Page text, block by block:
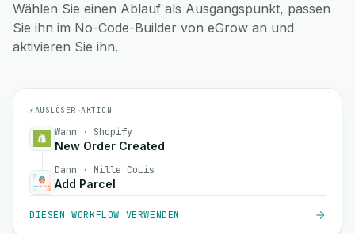
Wählen Sie einen Ablauf als Ausgangspunkt, passen
Sie ihn im No-Code-Builder von eGrow an und
aktivieren Sie ihn.
⚡AUSLÖSER→AKTION
Wann · Shopify
New Order Created
Dann · Mille CoLis
Add Parcel
DIESEN WORKFLOW VERWENDEN